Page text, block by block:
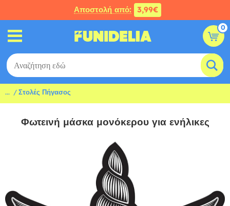
Αποστολή από: 3,99€
0
... Στολές Πήγασος
Φωτεινή μάσκα μονόκερου για ενήλικες